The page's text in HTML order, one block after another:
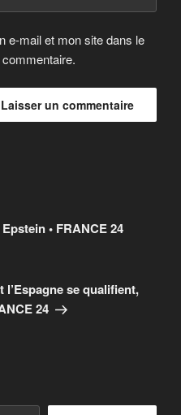
e-mail et mon site dans le
• FRANCE 24
l’Espagne se qualifient,
24